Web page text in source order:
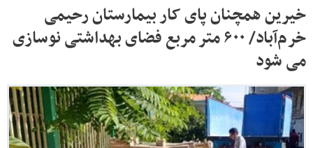
خیرین همچنان پای کار بیمارستان رحیمی
خرم‌آباد/ ۶۰۰ متر مربع فضای بهداشتی نوسازی
می شود